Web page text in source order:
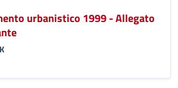
urbanistico 1999 - Allegato